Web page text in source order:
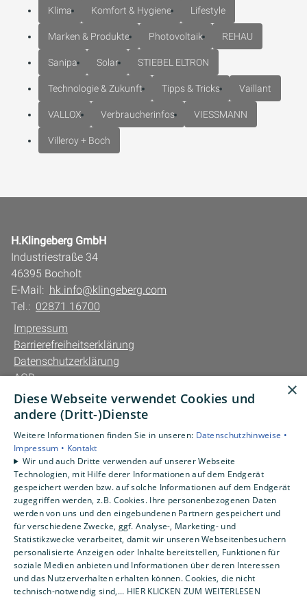
Klima Komfort & Hygiene Lifestyle
Marken & Produkte Photovoltaik REHAU
Sanipa Solar STIEBEL ELTRON
Technologie & Zukunft Tipps & Tricks Vaillant
VALLOX Verbraucherinfos VIESSMANN
Villeroy + Boch
H.Klingeberg GmbH
Industriestraße 34
46395 Bocholt
E-Mail: hk.info@klingeberg.com
Tel.: 02871 16700
Impressum
Barrierefreiheitserklärung
Datenschutzerklärung
AGB
Unsere Bereiche
Gewerbekunden
Karriere
Unternehmen
Kontakt
×
Diese Webseite verwendet Cookies und
andere (Dritt-)Dienste
Weitere Informationen finden Sie in unseren: Datenschutzhinweise •
Impressum • Kontakt
Wir und auch Dritte verwenden auf unserer Webseite
Technologien, mit Hilfe derer Informationen auf dem Endgerät
gespeichert werden bzw. auf solche Informationen auf dem Endgerät
zugegriffen werden, z.B. Cookies. Ihre personenbezogenen Daten
werden von uns und den eingebundenen Partnern gespeichert und
für verschiedene Zwecke, ggf. Analyse-, Marketing- und
Statistikzwecke verarbeitet, damit wir unseren Webseitenbesuchern
personalisierte Anzeigen oder Inhalte bereitstellen, Funktionen für
soziale Medien anbieten und Informationen über deren Interessen
und das Nutzerverhalten erhalten können. Cookies, die nicht
technisch-notwendig sind,... HIER KLICKEN ZUM WEITERLESEN